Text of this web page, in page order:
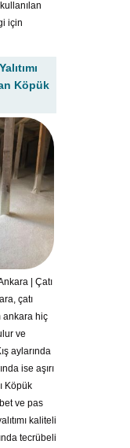
için
Köpük
| Çatı
çatı
ankara hiç
ve
aylarında
ise aşırı
Köpük
ve pas
kaliteli
tecrübeli